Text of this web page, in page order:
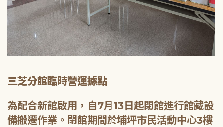
三芝分館臨時營運據點
為配合新館啟用，自7月13日起閉館進行館藏設
備搬遷作業。閉館期間於埔坪市民活動中心3樓